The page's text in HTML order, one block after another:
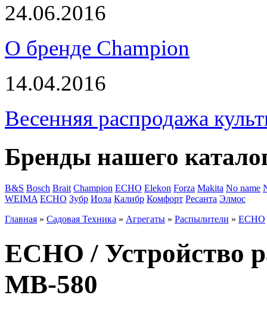
24.06.2016
О бренде Champion
14.04.2016
Весенняя распродажа
Бренды нашего
B&S Bosch Brait Champion ECHO Elekon Forza Makita No name
WEIMA ЕСНО Зубр Иола Калибр Комфорт Ресанта Элмос
Главная » Садовая Техника » Агрегаты » Распылители » ECHO
ECHO / Устройство
MB-580